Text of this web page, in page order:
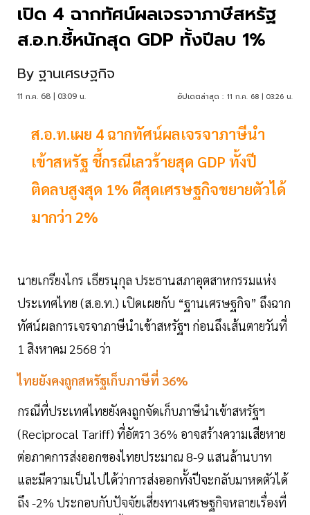
เปิด 4 ฉากทัศน์ผลเจรจาภาษีสหรัฐ
ส.อ.ท.ชี้หนักสุด GDP ทั้งปีลบ 1%
By ฐานเศรษฐกิจ
11 ก.ค. 68 | 03:09 น. อัปเดตล่าสุด : 11 ก.ค. 68 | 03:26 น.
ส.อ.ท.เผย 4 ฉากทัศน์ผลเจรจาภาษีนำ
เข้าสหรัฐ ชี้กรณีเลวร้ายสุด GDP ทั้งปี
ติดลบสูงสุด 1% ดีสุดเศรษฐกิจขยายตัวได้
มากว่า 2%
นายเกรียงไกร เธียรนุกุล ประธานสภาอุตสาหกรรมแห่ง
ประเทศไทย (ส.อ.ท.) เปิดเผยกับ “ฐานเศรษฐกิจ” ถึงฉาก
ทัศน์ผลการเจรจาภาษีนำเข้าสหรัฐฯ ก่อนถึงเส้นตายวันที่
1 สิงหาคม 2568 ว่า
ไทยยังคงถูกสหรัฐเก็บภาษีที่ 36%
กรณีที่ประเทศไทยยังคงถูกจัดเก็บภาษีนำเข้าสหรัฐฯ
(Reciprocal Tariff) ที่อัตรา 36% อาจสร้างความเสียหาย
ต่อภาคการส่งออกของไทยประมาณ 8-9 แสนล้านบาท
และมีความเป็นไปได้ว่าการส่งออกทั้งปีจะกลับมาหดตัวได้
ถึง -2% ประกอบกับปัจจัยเสี่ยงทางเศรษฐกิจหลายเรื่องที่